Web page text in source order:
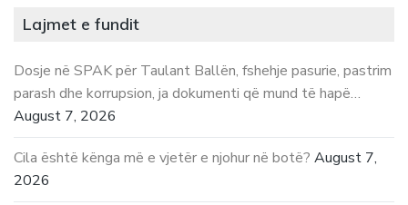
Lajmet e fundit
Dosje në SPAK për Taulant Ballën, fshehje pasurie, pastrim
parash dhe korrupsion, ja dokumenti që mund të hapë…
August 7, 2026
Cila është kënga më e vjetër e njohur në botë? August 7,
2026